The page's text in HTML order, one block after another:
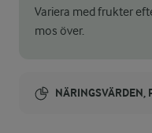
Variera med frukter
mos över.
NÄRINGSVÄRDEN,